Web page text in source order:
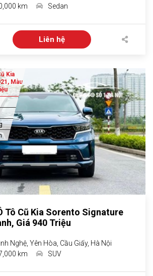
km Sedan
Liên hệ
Kia
Màu
Tô Cũ Kia Sorento Signature
Giá 940 Triệu
Nghệ, Yên Hòa, Cầu Giấy, Hà Nội
km SUV